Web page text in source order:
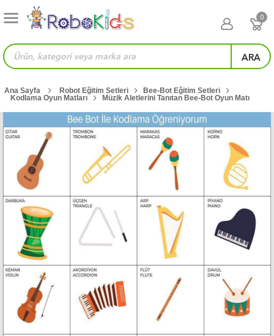
ARA
0
Ana Sayfa Robot Eğitim Setleri
Bee-Bot Eğitim Setleri
Kodlama Oyun Matları
Müzik Aletlerini Tanıtan Bee-Bot Oyun Matı